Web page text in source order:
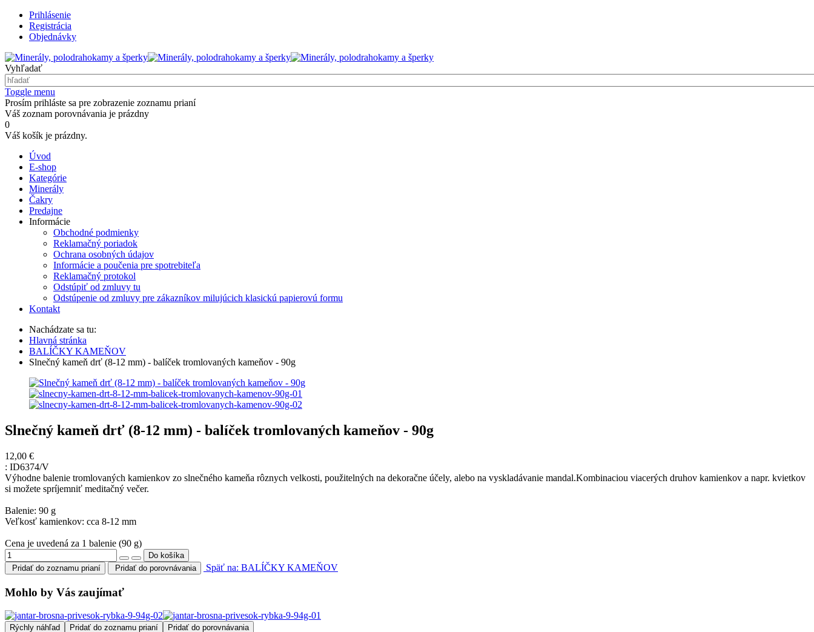
Prihlásenie
Registrácia
Objednávky
Vyhľadať
Toggle menu
Prosím prihláste sa pre zobrazenie zoznamu prianí
Váš zoznam porovnávania je prázdny
0
Váš košík je prázdny.
Úvod
E-shop
Kategórie
Minerály
Čakry
Predajne
Informácie
Obchodné podmienky
Reklamačný poriadok
Ochrana osobných údajov
Informácie a poučenia pre spotrebiteľa
Reklamačný protokol
Odstúpiť od zmluvy tu
Odstúpenie od zmluvy pre zákazníkov milujúcich klasickú papierovú formu
Kontakt
Nachádzate sa tu:
Hlavná stránka
BALÍČKY KAMEŇOV
Slnečný kameň drť (8-12 mm) - balíček tromlovaných kameňov - 90g
Slnečný kameň drť (8-12 mm) - balíček tromlovaných kameňov - 90g
12,00 €
: ID6374/V
Výhodne balenie tromlovaných kamienkov zo slnečného kameňa rôznych velkosti, použitelných na dekoračne účely, alebo na vyskladávanie mandal.Kombinaciou viacerých druhov kamienkov a napr. kvietkov
si možete spríjemniť meditačný večer.
Balenie: 90 g
Veľkosť kamienkov: cca 8-12 mm
Cena je uvedená za 1 balenie (90 g)
Pridať do zoznamu prianí Pridať do porovnávania Späť na: BALÍČKY KAMEŇOV
Mohlo by Vás zaujímať
Rýchly náhľad Pridať do zoznamu prianí Pridať do porovnávania